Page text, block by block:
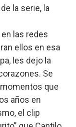
la serie, la
las redes
ellos en esa
les dejo la
Se
que
años en
el clip